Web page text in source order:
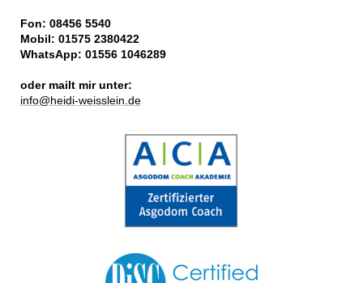
Fon: 08456 5540
Mobil: 01575 2380422
WhatsApp: 01556 1046289
oder mailt mir unter:
info@heidi-weisslein.de